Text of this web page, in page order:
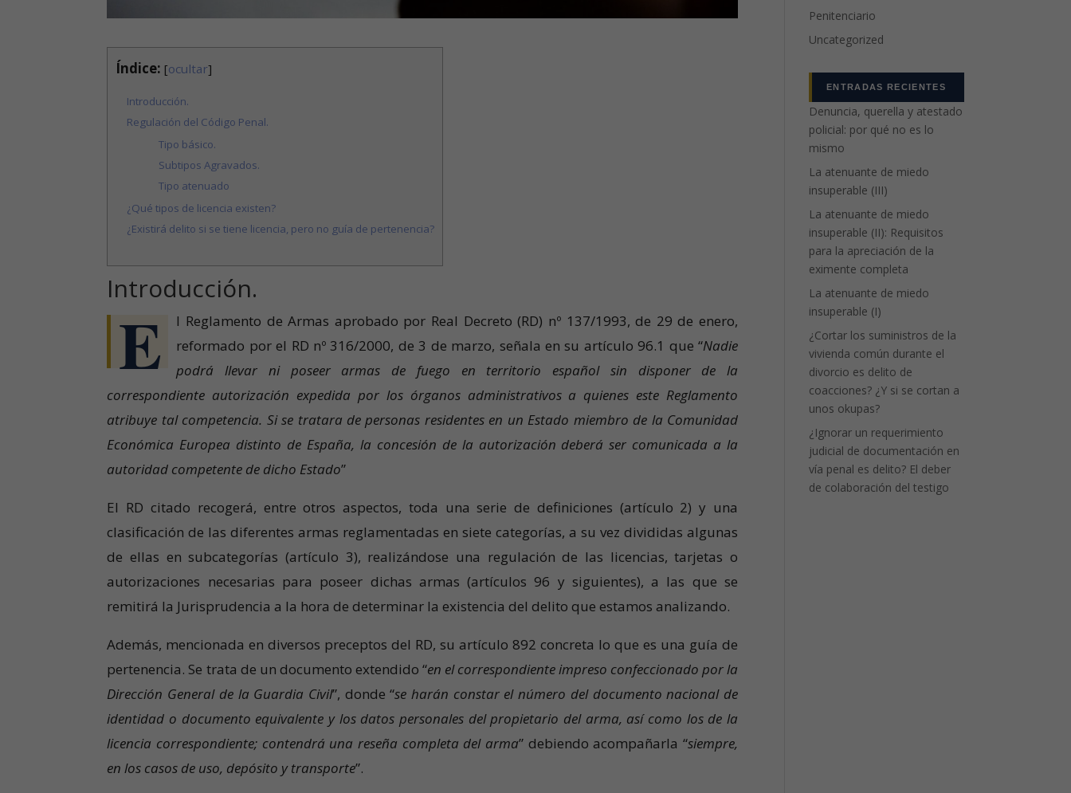
Índice: [ocultar]
Introducción.
Regulación del Código Penal.
Tipo básico.
Subtipos Agravados.
Tipo atenuado
¿Qué tipos de licencia existen?
¿Existirá delito si se tiene licencia, pero no guía de pertenencia?
Introducción.
E
l Reglamento de Armas aprobado por Real Decreto (RD) nº 137/1993, de 29 de enero,
reformado por el RD nº 316/2000, de 3 de marzo, señala en su artículo 96.1 que “Nadie
podrá llevar ni poseer armas de fuego en territorio español sin disponer de la
correspondiente autorización expedida por los órganos administrativos a quienes este Reglamento
atribuye tal competencia. Si se tratara de personas residentes en un Estado miembro de la Comunidad
Económica Europea distinto de España, la concesión de la autorización deberá ser comunicada a la
autoridad competente de dicho Estado”
El RD citado recogerá, entre otros aspectos, toda una serie de definiciones (artículo 2) y una
clasificación de las diferentes armas reglamentadas en siete categorías, a su vez divididas algunas
de ellas en subcategorías (artículo 3), realizándose una regulación de las licencias, tarjetas o
autorizaciones necesarias para poseer dichas armas (artículos 96 y siguientes), a las que se
remitirá la Jurisprudencia a la hora de determinar la existencia del delito que estamos analizando.
Además, mencionada en diversos preceptos del RD, su artículo 892 concreta lo que es una guía de
pertenencia. Se trata de un documento extendido “en el correspondiente impreso confeccionado por la
Dirección General de la Guardia Civil”, donde “se harán constar el número del documento nacional de
identidad o documento equivalente y los datos personales del propietario del arma, así como los de la
licencia correspondiente; contendrá una reseña completa del arma” debiendo acompañarla “siempre,
en los casos de uso, depósito y transporte”.
Penitenciario
Uncategorized
ENTRADAS RECIENTES
Denuncia, querella y atestado
policial: por qué no es lo
mismo
La atenuante de miedo
insuperable (III)
La atenuante de miedo
insuperable (II): Requisitos
para la apreciación de la
eximente completa
La atenuante de miedo
insuperable (I)
¿Cortar los suministros de la
vivienda común durante el
divorcio es delito de
coacciones? ¿Y si se cortan a
unos okupas?
¿Ignorar un requerimiento
judicial de documentación en
vía penal es delito? El deber
de colaboración del testigo